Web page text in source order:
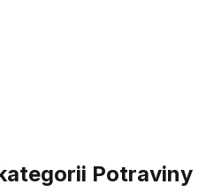
Potraviny